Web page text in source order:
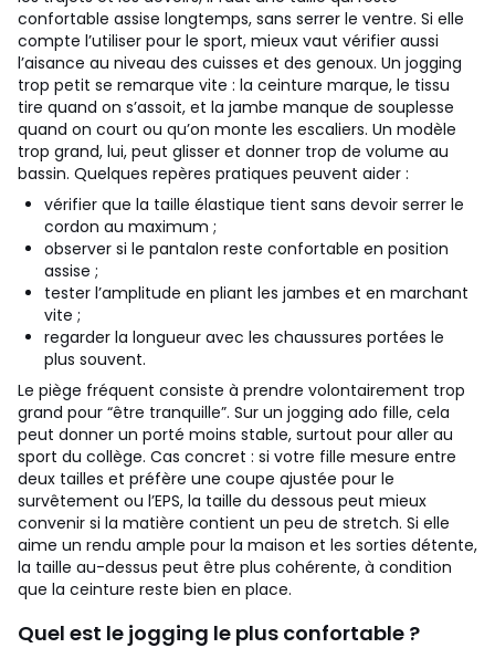
confortable assise longtemps, sans serrer le ventre. Si elle
compte l’utiliser pour le sport, mieux vaut vérifier aussi
l’aisance au niveau des cuisses et des genoux. Un jogging
trop petit se remarque vite : la ceinture marque, le tissu
tire quand on s’assoit, et la jambe manque de souplesse
quand on court ou qu’on monte les escaliers. Un modèle
trop grand, lui, peut glisser et donner trop de volume au
bassin. Quelques repères pratiques peuvent aider :
vérifier que la taille élastique tient sans devoir serrer le
cordon au maximum ;
observer si le pantalon reste confortable en position
assise ;
tester l’amplitude en pliant les jambes et en marchant
vite ;
regarder la longueur avec les chaussures portées le
plus souvent.
Le piège fréquent consiste à prendre volontairement trop
grand pour “être tranquille”. Sur un jogging ado fille, cela
peut donner un porté moins stable, surtout pour aller au
sport du collège. Cas concret : si votre fille mesure entre
deux tailles et préfère une coupe ajustée pour le
survêtement ou l’EPS, la taille du dessous peut mieux
convenir si la matière contient un peu de stretch. Si elle
aime un rendu ample pour la maison et les sorties détente,
la taille au-dessus peut être plus cohérente, à condition
que la ceinture reste bien en place.
Quel est le jogging le plus confortable ?